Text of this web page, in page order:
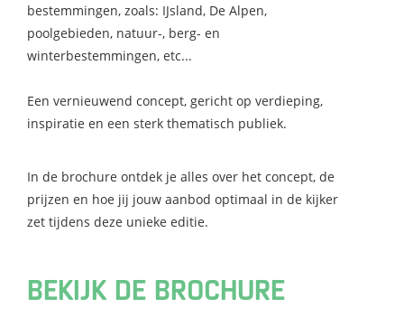
bestemmingen, zoals: IJsland, De Alpen,
poolgebieden, natuur-, berg- en
winterbestemmingen, etc...
Een vernieuwend concept, gericht op verdieping,
inspiratie en een sterk thematisch publiek.
In de brochure ontdek je alles over het concept, de
prijzen en hoe jij jouw aanbod optimaal in de kijker
zet tijdens deze unieke editie.
BEKIJK DE BROCHURE